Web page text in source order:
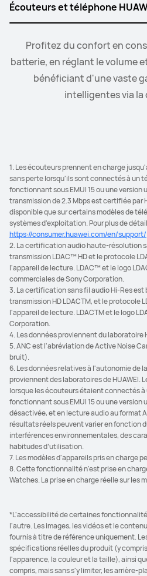
Profitez du confort en
batterie, en réglant le volume
bénéficiant d'une vaste
intelligentes via la
Connectez la montre à vos
lecture et le niveau de
Écouteurs et téléphone
1. Les écouteurs prennent en charge
sans perte lorsqu'ils sont connectés à un
fonctionnant sous EMUI 15 ou une
transmission de 2.3 Mbps est certifiée
disponible que sur certains modèles de
systèmes d'exploitation. Pour plus de
https://consumer.huawei.com/en/support/
2. La certification audio haute-résolution
transmission LDAC™ HD et le protocole
l'appareil de lecture. LDAC™ et le logo
commerciales de Sony Corporation.
3. La certification sans fil audio Hi-Res est
transmission HD LDACTM, et le protocole
l'appareil de lecture. LDACTM et le logo
Corporation.
4. Les données proviennent du laboratoire
5. ANC est l'abréviation de Active Noise
bruit).
6. Les données relatives à l'autonomie de
proviennent des laboratoires de HUAWEI.
lorsque les écouteurs étaient connectés à
fonctionnant sous EMUI 15 ou une
désactivée, et en lecture audio au format
résultats réels peuvent varier en fonction
interférences environnementales, des
habitudes d’utilisation.
7. Les modèles d'appareils pris en charge
8. Cette fonctionnalité n'est prise en
Watches. La prise en charge réelle sur les
*L'accessibilité de certaines
l'autre. Les images, les vidéos et le
fournis à titre de référence uniquement.
spécifications réelles du produit (y
l'apparence, la couleur et la taille), ainsi
compris, mais sans s'y limiter, les arrière-